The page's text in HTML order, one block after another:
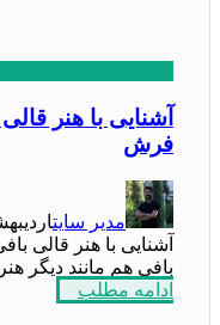
آشنایی با هنر
فرش
مدیر سایتاردیبهشت
آشنایی با هنر قالی
بافی هم مانند دیگر
ادامه مطلب